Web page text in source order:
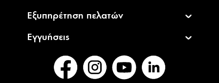
Εξυπηρέτηση πελατών
Εγγυήσεις